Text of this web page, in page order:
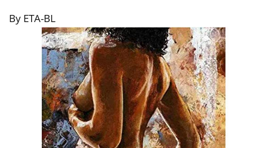
By ETA-BL